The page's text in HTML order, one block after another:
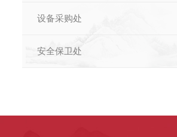
设备采购处
安全保卫处